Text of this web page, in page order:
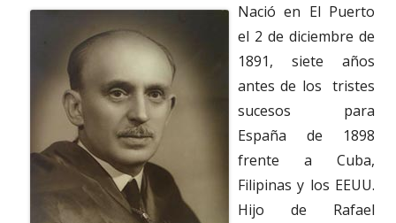
Nació en El Puerto
el 2 de diciembre de
1891, siete años
antes de los tristes
sucesos para
España de 1898
frente a Cuba,
Filipinas y los EEUU.
Hijo de Rafael